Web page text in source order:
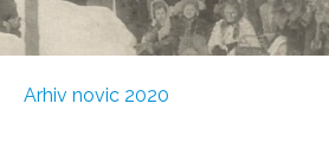
Arhiv novic 2020